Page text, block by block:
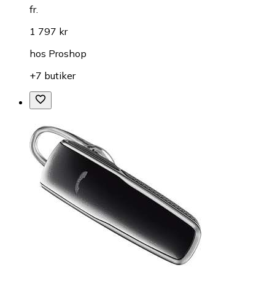
fr.
1 797 kr
hos Proshop
+7 butiker